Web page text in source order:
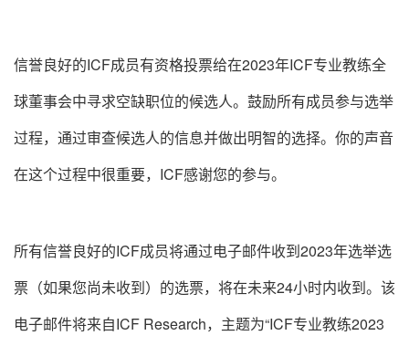
信誉良好的ICF成员有资格投票给在2023年ICF专业教练全
球董事会中寻求空缺职位的候选人。鼓励所有成员参与选举
过程，通过审查候选人的信息并做出明智的选择。你的声音
在这个过程中很重要，ICF感谢您的参与。
所有信誉良好的ICF成员将通过电子邮件收到2023年选举选
票（如果您尚未收到）的选票，将在未来24小时内收到。该
电子邮件将来自ICF Research，主题为“ICF专业教练2023